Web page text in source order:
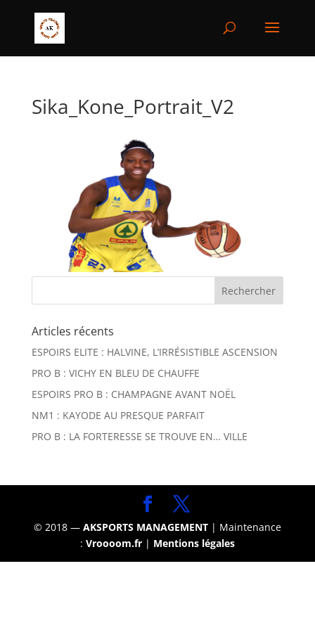
Sika_Kone_Portrait_V2
Articles récents
ESPOIRS ELITE : HALVINE, L’IRRÉSISTIBLE ASCENSION
PRO B : VICHY EN BLEU DE CHAUFFE
ESPOIRS PRO B : CHAMPAGNE AVANT NOËL
NM1 : KAYODE AU PRESQUE PARFAIT
PRO B : LA FORTERESSE SE TROUVE EN… VILLE
© 2018 — AKSPORTS MANAGEMENT | Maintenance
: Vroooom.fr| Mentions légales